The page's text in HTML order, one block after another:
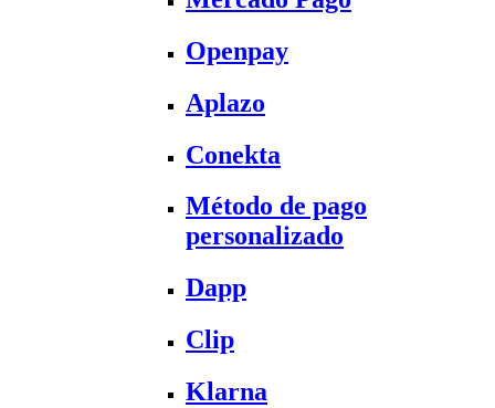
Openpay
Aplazo
Conekta
Método de pago
personalizado
Dapp
Clip
Klarna